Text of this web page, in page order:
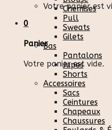
Votre panier est
0
Panier
Votre panier est vide.
Chemises
Pull
Sweats
Gilets
Bas
Pantalons
Jupes
Shorts
Accessoires
Sacs
Ceintures
Chapeaux
Chaussures